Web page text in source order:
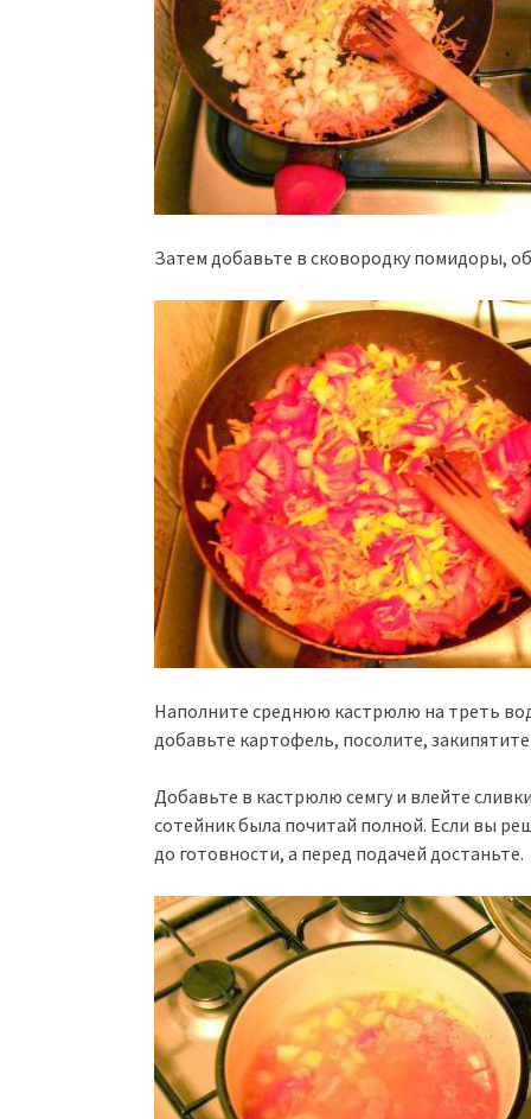
Затем добавьте в сковородку помидоры,
Наполните среднюю кастрюлю на треть
добавьте картофель, посолите,
Добавьте в кастрюлю семгу и влейте
сотейник была почитай полной. Если вы
до готовности, а перед подачей достаньте.